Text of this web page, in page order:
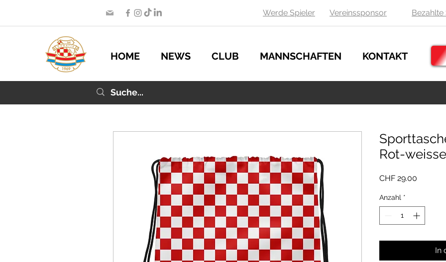
Werde Spieler Vereinssponsor
HOME NEWS CLUB MANNSCHAFTEN KONTAKT
Rot-
CHF 29.00
Anzahl *
In